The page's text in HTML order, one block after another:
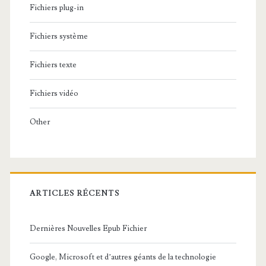
Fichiers plug-in
Fichiers système
Fichiers texte
Fichiers vidéo
Other
ARTICLES RÉCENTS
Dernières Nouvelles Epub Fichier
Google, Microsoft et d’autres géants de la technologie